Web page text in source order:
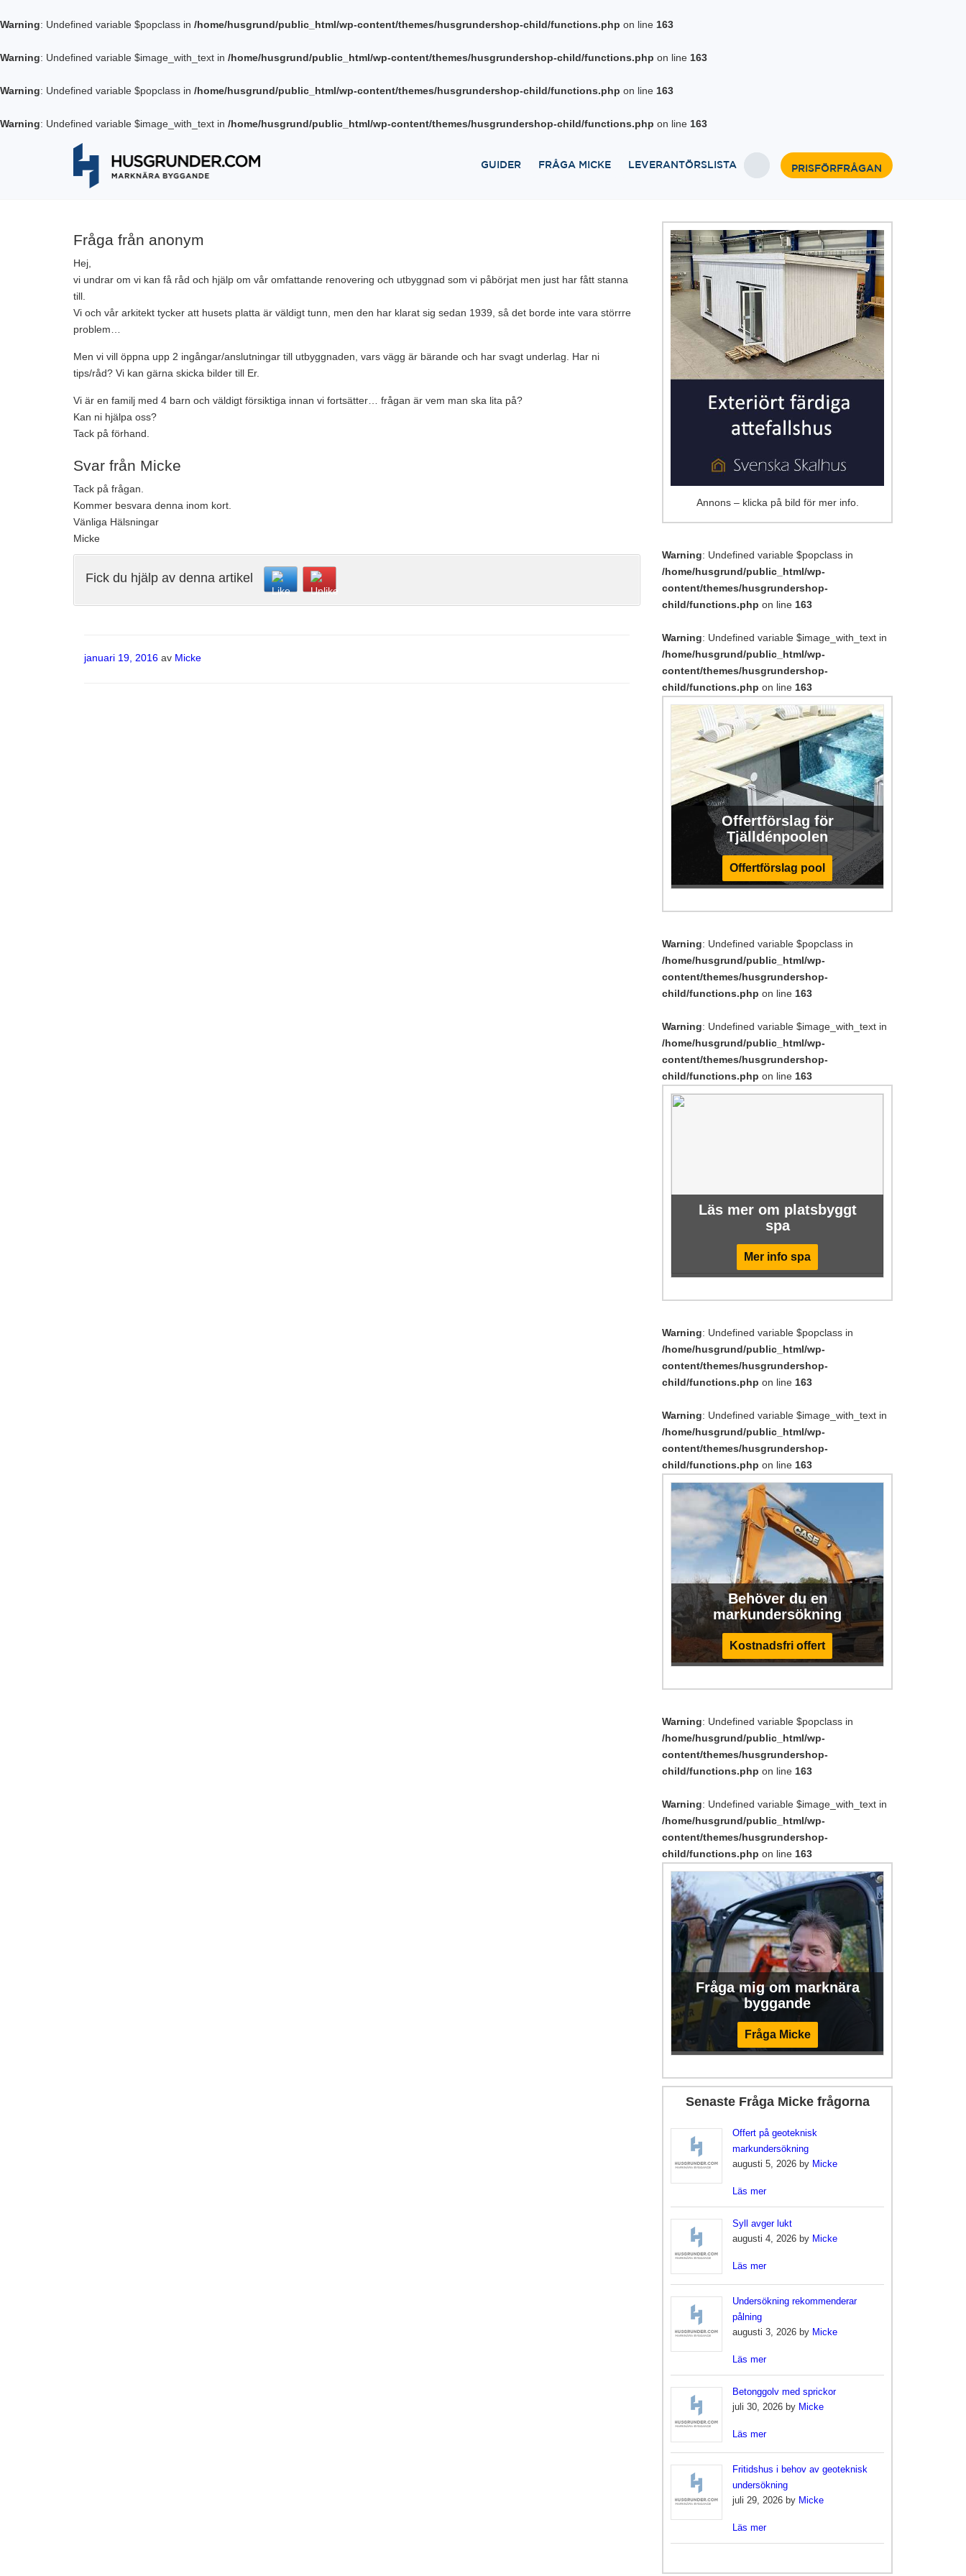
Warning: Undefined variable $popclass in /home/husgrund/public_html/wp-content/themes/husgrundershop-child/functions.php on line 163
Warning: Undefined variable $image_with_text in /home/husgrund/public_html/wp-content/themes/husgrundershop-child/functions.php on line 163
Warning: Undefined variable $popclass in /home/husgrund/public_html/wp-content/themes/husgrundershop-child/functions.php on line 163
Warning: Undefined variable $image_with_text in /home/husgrund/public_html/wp-content/themes/husgrundershop-child/functions.php on line 163
GUIDER FRÅGA MICKE LEVERANTÖRSLISTA PRISFÖRFRÅGAN
Fråga från anonym
Hej,
vi undrar om vi kan få råd och hjälp om vår omfattande renovering och utbyggnad som vi påbörjat men just har fått stanna
till.
Vi och vår arkitekt tycker att husets platta är väldigt tunn, men den har klarat sig sedan 1939, så det borde inte vara störrre
problem…
Men vi vill öppna upp 2 ingångar/anslutningar till utbyggnaden, vars vägg är bärande och har svagt underlag. Har ni
tips/råd? Vi kan gärna skicka bilder till Er.
Vi är en familj med 4 barn och väldigt försiktiga innan vi fortsätter… frågan är vem man ska lita på?
Kan ni hjälpa oss?
Tack på förhand.
Svar från Micke
Tack på frågan.
Kommer besvara denna inom kort.
Vänliga Hälsningar
Micke
Fick du hjälp av denna artikel
Publicerat
januari 19, 2016 av Micke
Annons – klicka på bild för mer info.
Warning: Undefined variable $popclass in
/home/husgrund/public_html/wp-
content/themes/husgrundershop-
child/functions.php on line 163
Warning: Undefined variable $image_with_text in
/home/husgrund/public_html/wp-
content/themes/husgrundershop-
child/functions.php on line 163
Offertförslag för
Tjälldénpoolen
Offertförslag pool
Warning: Undefined variable $popclass in
/home/husgrund/public_html/wp-
content/themes/husgrundershop-
child/functions.php on line 163
Warning: Undefined variable $image_with_text in
/home/husgrund/public_html/wp-
content/themes/husgrundershop-
child/functions.php on line 163
Läs mer om platsbyggt
spa
Mer info spa
Warning: Undefined variable $popclass in
/home/husgrund/public_html/wp-
content/themes/husgrundershop-
child/functions.php on line 163
Warning: Undefined variable $image_with_text in
/home/husgrund/public_html/wp-
content/themes/husgrundershop-
child/functions.php on line 163
Behöver du en
markundersökning
Kostnadsfri offert
Warning: Undefined variable $popclass in
/home/husgrund/public_html/wp-
content/themes/husgrundershop-
child/functions.php on line 163
Warning: Undefined variable $image_with_text in
/home/husgrund/public_html/wp-
content/themes/husgrundershop-
child/functions.php on line 163
Fråga mig om marknära
byggande
Fråga Micke
Senaste Fråga Micke frågorna
Offert på geoteknisk
markundersökning
augusti 5, 2026 by Micke
Läs mer
Syll avger lukt
augusti 4, 2026 by Micke
Läs mer
Undersökning rekommenderar
pålning
augusti 3, 2026 by Micke
Läs mer
Betonggolv med sprickor
juli 30, 2026 by Micke
Läs mer
Fritidshus i behov av geoteknisk
undersökning
juli 29, 2026 by Micke
Läs mer